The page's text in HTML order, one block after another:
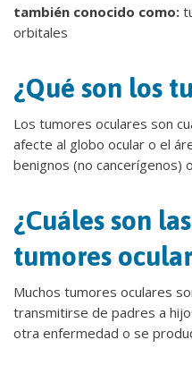
también conocido como:
orbitales
¿Qué son los
Los tumores oculares son
afecte al globo ocular o el
benignos (no cancerígenos)
¿Cuáles son
tumores
Muchos tumores oculares
transmitirse de padres a
otra enfermedad o se